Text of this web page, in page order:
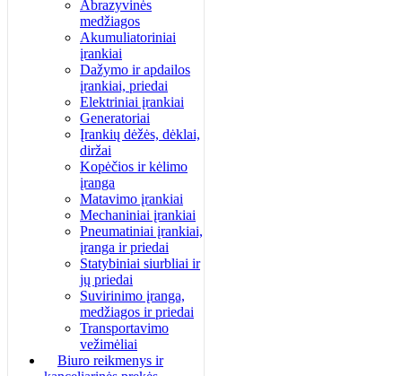
Abrazyvinės
medžiagos
Akumuliatoriniai
įrankiai
Dažymo ir apdailos
įrankiai, priedai
Elektriniai įrankiai
Generatoriai
Įrankių dėžės, dėklai,
diržai
Kopėčios ir kėlimo
įranga
Matavimo įrankiai
Mechaniniai įrankiai
Pneumatiniai įrankiai,
įranga ir priedai
Statybiniai siurbliai ir
jų priedai
Suvirinimo įranga,
medžiagos ir priedai
Transportavimo
vežimėliai
Biuro reikmenys ir